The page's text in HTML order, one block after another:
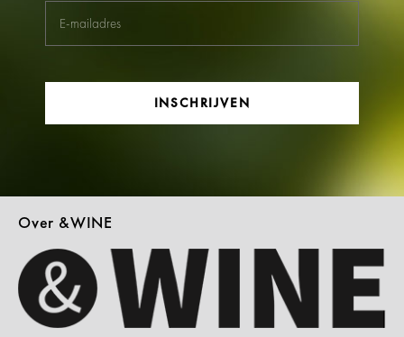
INSCHRIJVEN
Over &WINE